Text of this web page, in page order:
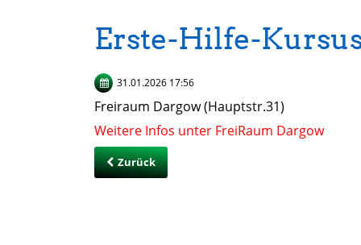
Erste-Hilfe-
31.01.2026 17:56
Freiraum Dargow (Hauptstr.31)
Weitere Infos unter FreiRaum Dargow
Zurück